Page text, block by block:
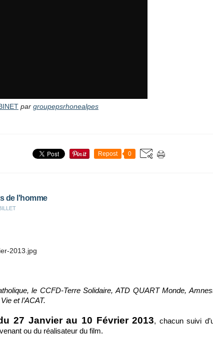
par groupepsrhonealpes
Repost 0
de l'homme
le CCFD-Terre Solidaire, ATD QUART Monde,
et l’ACAT.
27 Janvier au 10 Février 2013, chacun suivi
ou du réalisateur du film.